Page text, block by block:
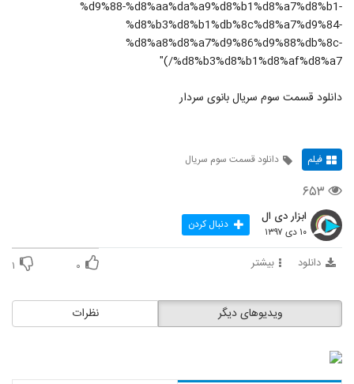
%d9%88-%d8%aa%da%a9%d8%b1%d8%a7%d8%b1-
%d8%b3%d8%b1%db%8c%d8%a7%d9%84-
%d8%a8%d8%a7%d9%86%d9%88%db%8c-
%d8%b3%d8%b1%d8%af%d8%a7/)"
دانلود قسمت سوم سریال بانوی سردار
فیلم دانلود قسمت سوم سریال
۶۵۳
ابزار دی ال
۱۰ دی ۱۳۹۷ دنبال کردن
دانلود بیشتر ۰ ۱
نظرات ویدیوهای دیگر